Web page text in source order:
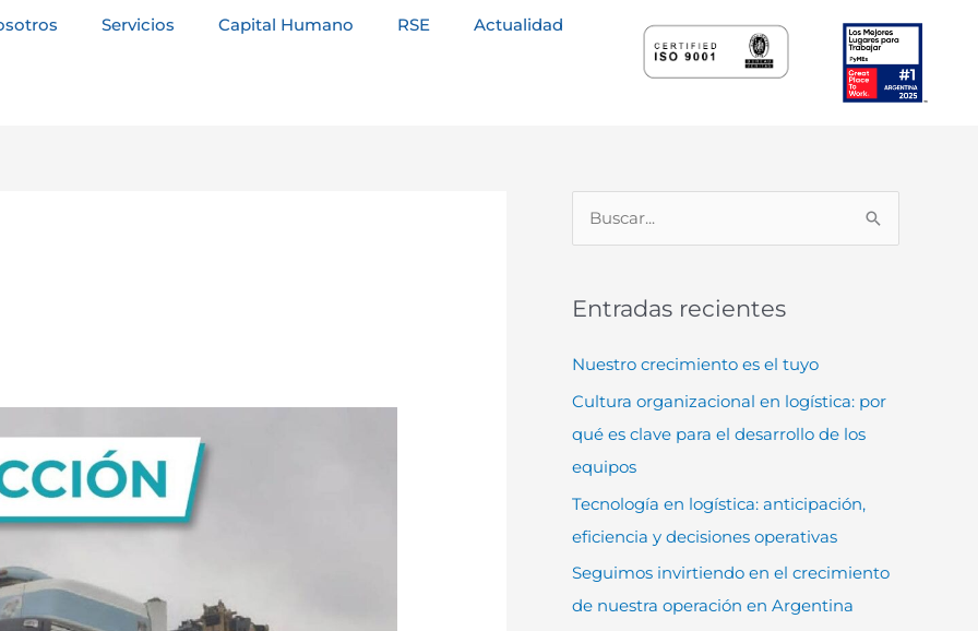
Servicios Capital Humano RSE Actualidad
c
a
Entradas recientes
Nuestro crecimiento es el tuyo
Cultura organizacional en logística: por
qué es clave para el desarrollo de los
equipos
Tecnología en logística: anticipación,
eficiencia y decisiones operativas
Seguimos invirtiendo en el crecimiento
de nuestra operación en Argentina